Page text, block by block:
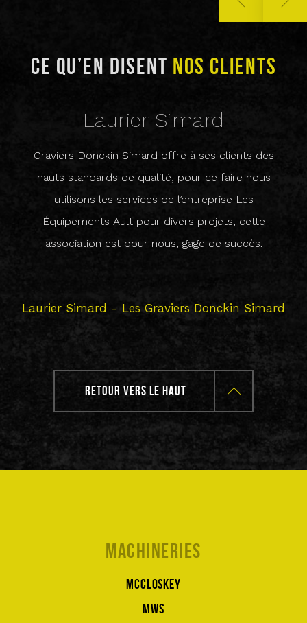
CE QU’EN DISENT NOS CLIENTS
Laurier Simard
Graviers Donckin Simard offre à ses clients des
hauts standards de qualité, pour ce faire nous
utilisons les services de l’entreprise Les
Équipements Ault pour divers projets, cette
association est pour nous, gage de succès.
Laurier Simard - Les Graviers Donckin Simard
RETOUR VERS LE HAUT
Machineries
McCloskey
MWS